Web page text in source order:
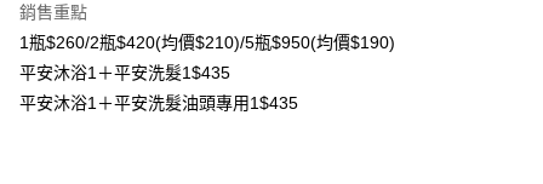
2.付款方式選擇「大哥付你分期」，訂單成立後會自動跳轉到大哥付的交易
流程，驗證手機門號後，選擇欲分期的期數、繳款截止日，確認付款後即完
成交易。
3.實際核准額度、可分期數及費用金額請依後續交易確認頁面所載為準。
4.訂單成立30分鐘內，如未前往確認交易或遇審核未通過，訂單將自動取
相關說明
【關於「AFTEE先享後付」】
AFTEE先享後付是「在收到商品之後才付款」的支付方式。 讓您購物簡單
便利好安心！
１．簡單：不需註冊會員、不需綁卡、不需儲值。
貨到付款
銷售重點
1瓶$260/2瓶$420(均價$210)/5瓶$950(均價$190)
平安沐浴1＋平安洗髮1$435
平安沐浴1＋平安洗髮油頭專用1$435